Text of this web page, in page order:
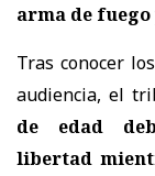
arma de
Tras conocer
audiencia, el
de edad
libertad